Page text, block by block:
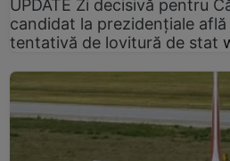
UPDATE Zi decisivă pentru
candidat la prezidențiale
tentativă de lovitură de stat